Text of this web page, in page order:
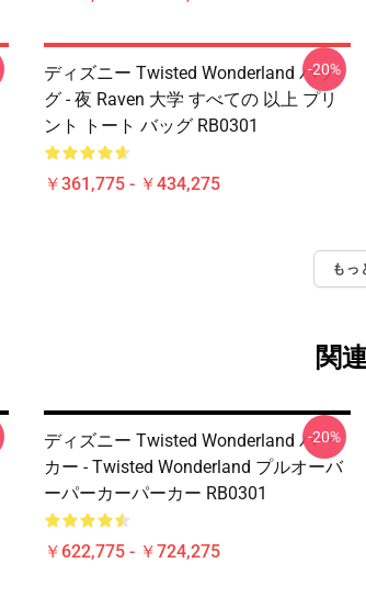
ディズニー Twisted Wonderland バッ
グ - 夜 Raven 大学 すべての 以上 プリ
ント トート バッグ RB0301
￥361,775 - ￥434,275
-20%
もっ
関
ディズニー Twisted Wonderland パー
カー - Twisted Wonderland プルオーバ
ーパーカーパーカー RB0301
￥622,775 - ￥724,275
-20%